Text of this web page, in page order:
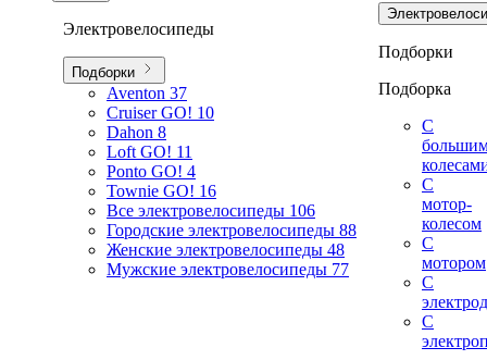
Электровелосипеды
Подборки
Aventon 37
Cruiser GO! 10
Dahon 8
Loft GO! 11
Ponto GO! 4
Townie GO! 16
Все электровелосипеды 106
Городские электровелосипеды 88
Женские электровелосипеды 48
Мужские электровелосипеды 77
Подборки
Подборка
С
С
мотор-
колесом
С
мотором
С
С